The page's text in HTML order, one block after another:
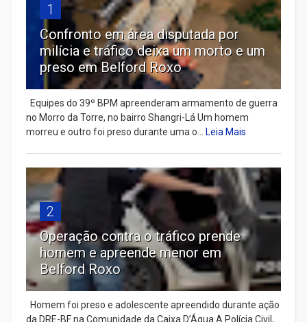
1
Confronto em área disputada por
milícia e tráfico deixa um morto e um
preso em Belford Roxo
Equipes do 39º BPM apreenderam armamento de guerra
no Morro da Torre, no bairro Shangri-Lá Um homem
morreu e outro foi preso durante uma o... Leia Mais
2
Operação contra o tráfico prende
homem e apreende menor em
Belford Roxo
Homem foi preso e adolescente apreendido durante ação
da DRE-BF na Comunidade da Caixa D’Água A Polícia Civil,